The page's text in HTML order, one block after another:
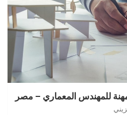
للمهندس المعماري – مصر